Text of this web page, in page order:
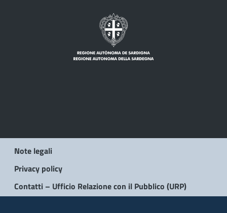
Note legali
Privacy policy
Contatti – Ufficio Relazione con il Pubblico (URP)